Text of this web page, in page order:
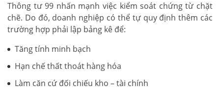
Thông tư 99 nhấn mạnh việc kiểm soát chứng từ chặt
chẽ. Do đó, doanh nghiệp có thể tự quy định thêm các
trường hợp phải lập bảng kê để:
Tăng tính minh bạch
Hạn chế thất thoát hàng hóa
Làm căn cứ đối chiếu kho – tài chính